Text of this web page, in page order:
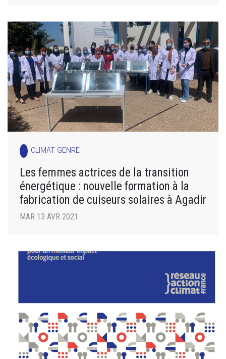
CLIMAT GENRE
Les femmes actrices de la transition
énergétique : nouvelle formation à la
fabrication de cuiseurs solaires à Agadir
MAR 13 AVR 2021